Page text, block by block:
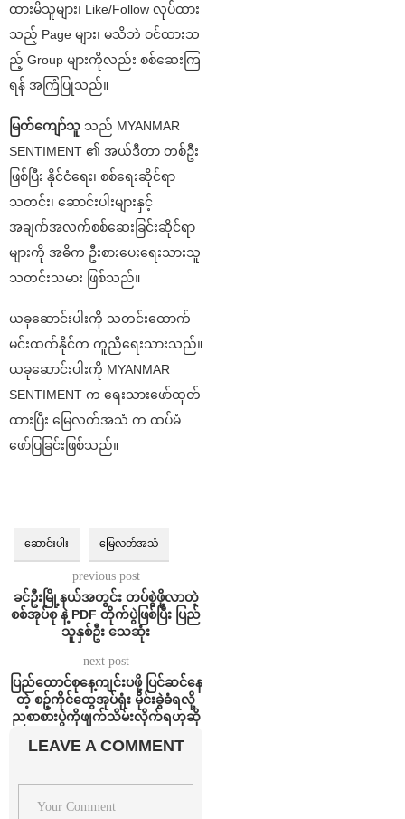
ထားမိသူများ၊ Like/Follow လုပ်ထား
သည့် Page များ၊ မသိဘဲ ဝင်ထားသ
ည့် Group များကိုလည်း စစ်ဆေးကြ
ရန် အကြံပြုသည်။
မြတ်ကျော်သူ သည် MYANMAR
SENTIMENT ၏ အယ်ဒီတာ တစ်ဦး
ဖြစ်ပြီး နိုင်ငံရေး၊ စစ်ရေးဆိုင်ရာ
သတင်း၊ ဆောင်းပါးများနှင့်
အချက်အလက်စစ်ဆေးခြင်းဆိုင်ရာ
များကို အဓိက ဦးစားပေးရေးသားသူ
သတင်းသမား ဖြစ်သည်။
ယခုဆောင်းပါးကို သတင်းထောက်
မင်းထက်နိုင်က ကူညီရေးသားသည်။
ယခုဆောင်းပါးကို MYANMAR
SENTIMENT က ရေးသားဖော်ထုတ်
ထားပြီး မြေလတ်အသံ က ထပ်မံ
ဖော်ပြခြင်းဖြစ်သည်။
ဆောင်းပါး မြေလတ်အသံ
previous post
ခင်ဦးမြို့နယ်အတွင်း တပ်စွဲဖို့လာတဲ့
စစ်အုပ်စု နဲ့ PDF တိုက်ပွဲဖြစ်ပြီး ပြည်
သူနှစ်ဦး သေဆုံး
next post
ပြည်ထောင်စုနေ့ကျင်းပဖို့ ပြင်ဆင်နေ
တဲ့ စဉ့်ကိုင်ထွေအုပ်ရုံး မိုင်းခွဲခံရလို့
ညစာစားပွဲကိုဖျက်သိမ်းလိုက်ရဟုဆို
LEAVE A COMMENT